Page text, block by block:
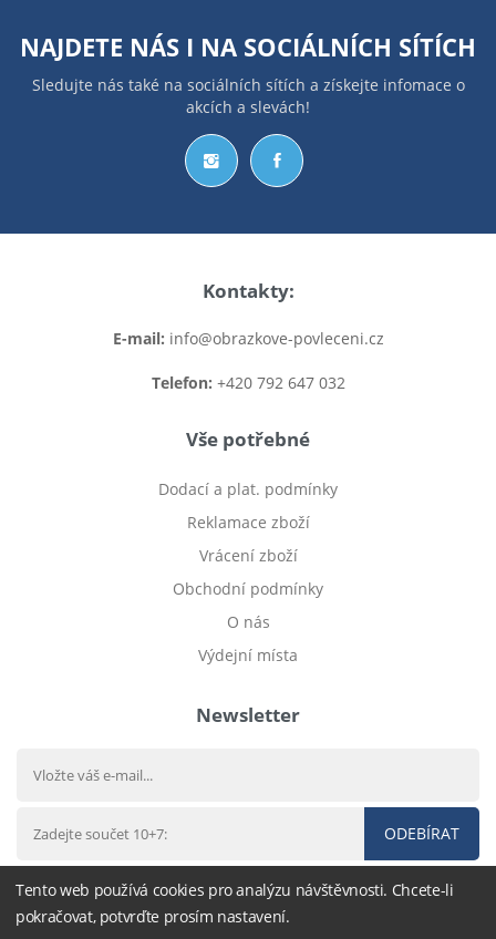
NAJDETE NÁS I NA SOCIÁLNÍCH SÍTÍCH
Sledujte nás také na sociálních sítích a získejte infomace o
akcích a slevách!
Kontakty:
E-mail: info@obrazkove-povleceni.cz
Telefon: +420 792 647 032
Vše potřebné
Dodací a plat. podmínky
Reklamace zboží
Vrácení zboží
Obchodní podmínky
O nás
Výdejní místa
Newsletter
ODEBÍRAT
Tento web používá cookies pro analýzu návštěvnosti. Chcete-li
pokračovat, potvrďte prosím nastavení.